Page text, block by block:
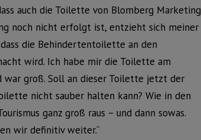
auch die Toilette von Blomberg Marketing
noch nicht erfolgt ist, entzieht sich meiner
die Behindertentoilette an den
wird. Ich habe mir die Toilette am
war groß. Soll an dieser Toilette jetzt der
nicht sauber halten kann? Wie in den
ganz groß raus – und dann sowas.
wir definitiv weiter.“